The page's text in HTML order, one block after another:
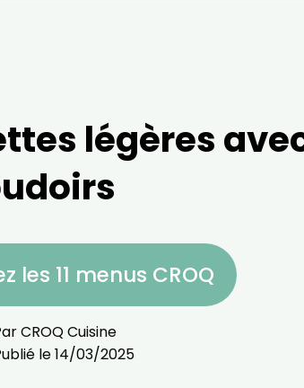
légères
les 11 menus CROQ
CROQ Cuisine
le14/03/2025